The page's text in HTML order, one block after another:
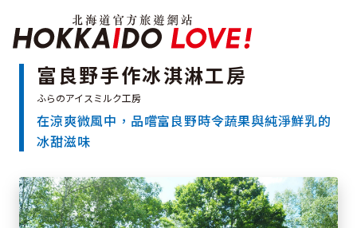
特輯
觀光景點
溫泉
推薦行程
區域指南
美食
預約
交通指南
富良野手作冰淇淋工房
在涼爽微風中，品嚐富良野時令蔬果與純淨鮮乳的
冰甜滋味